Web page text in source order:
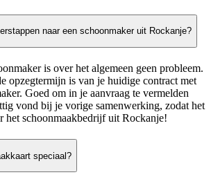
naar een schoonmaker uit Rockanje?
is over het algemeen geen probleem.
opzegtermijn is van je huidige contract met
Goed om in je aanvraag te vermelden
vond bij je vorige samenwerking, zodat het
het schoonmaakbedrijf uit Rockanje!
speciaal?